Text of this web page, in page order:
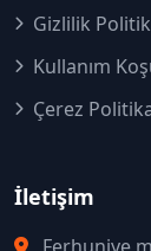
Gizlilik
Kullanım
Çerez
İletişim